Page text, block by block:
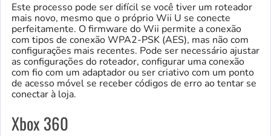
Este processo pode ser difícil se você tiver um roteador
mais novo, mesmo que o próprio Wii U se conecte
perfeitamente. O firmware do Wii permite a conexão
com tipos de conexão WPA2-PSK (AES), mas não com
configurações mais recentes. Pode ser necessário ajustar
as configurações do roteador, configurar uma conexão
com fio com um adaptador ou ser criativo com um ponto
de acesso móvel se receber códigos de erro ao tentar se
conectar à loja.
Xbox 360